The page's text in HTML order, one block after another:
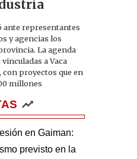
ante representantes
y agencias los
La agenda
a Vaca
con proyectos que en
millones
en Gaiman:
previsto en la